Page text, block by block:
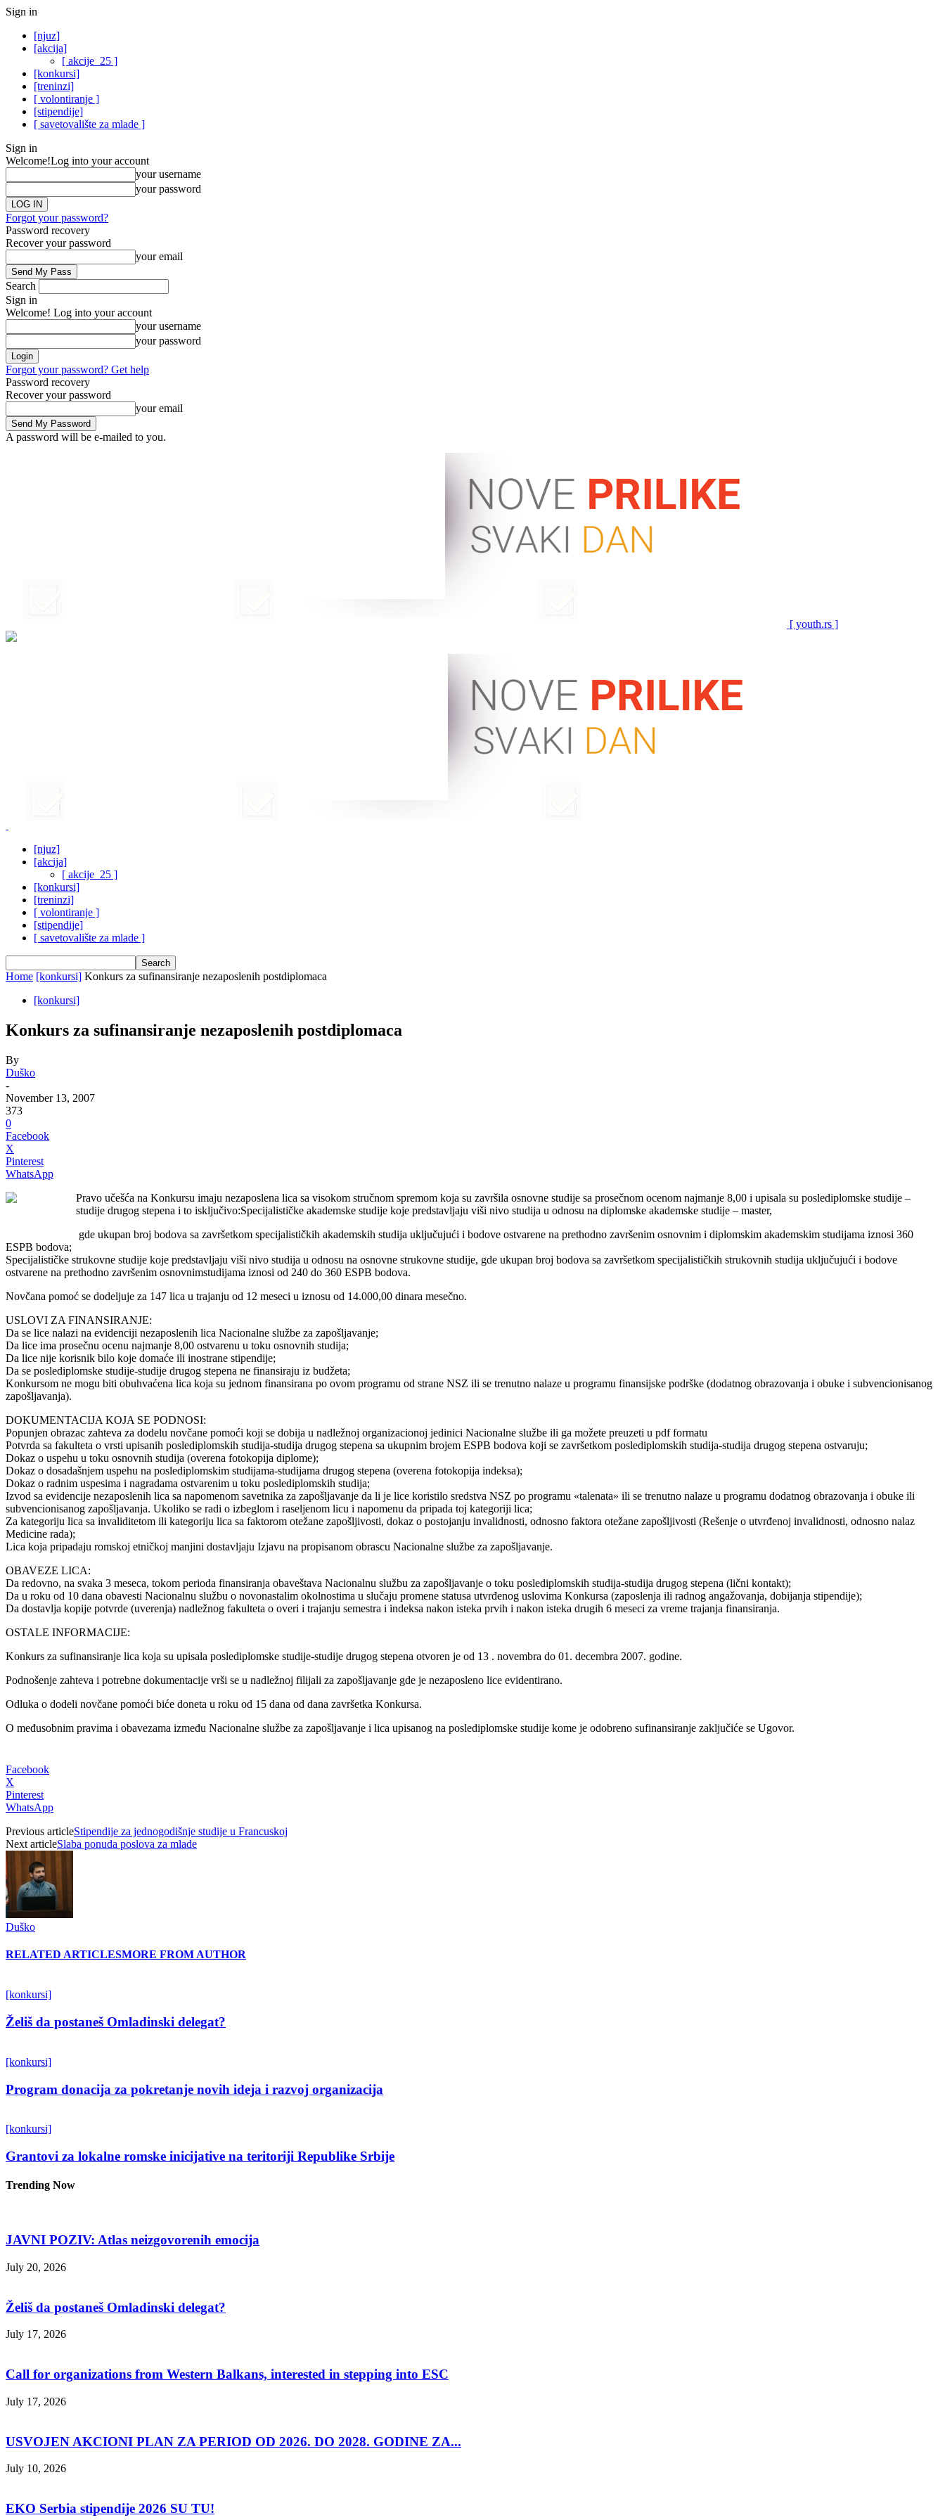
Sign in
[njuz]
[akcija]
[ akcije_25 ]
[konkursi]
[treninzi]
[ volontiranje ]
[stipendije]
[ savetovalište za mlade ]
Sign in
Welcome!Log into your account
your username
your password
Forgot your password?
Password recovery
Recover your password
your email
Search
Sign in
Welcome! Log into your account
your username
your password
Forgot your password? Get help
Password recovery
Recover your password
your email
A password will be e-mailed to you.
[ youth.rs ]
[njuz]
[akcija]
[ akcije_25 ]
[konkursi]
[treninzi]
[ volontiranje ]
[stipendije]
[ savetovalište za mlade ]
Home [konkursi] Konkurs za sufinansiranje nezaposlenih postdiplomaca
[konkursi]
Konkurs za sufinansiranje nezaposlenih postdiplomaca
By
Duško
-
November 13, 2007
373
0
Facebook
X
Pinterest
WhatsApp
Pravo učešća na Konkursu imaju nezaposlena lica sa visokom stručnom spremom koja su završila osnovne studije sa prosečnom ocenom najmanje 8,00 i upisala su poslediplomske studije –
studije drugog stepena i to isključivo:Specijalističke akademske studije koje predstavljaju viši nivo studija u odnosu na diplomske akademske studije – master,
gde ukupan broj bodova sa završetkom specijalističkih akademskih studija uključujući i bodove ostvarene na prethodno završenim osnovnim i diplomskim akademskim studijama iznosi 360
ESPB bodova;
Specijalističke strukovne studije koje predstavljaju viši nivo studija u odnosu na osnovne strukovne studije, gde ukupan broj bodova sa završetkom specijalističkih strukovnih studija uključujući i bodove
ostvarene na prethodno završenim osnovnimstudijama iznosi od 240 do 360 ESPB bodova.
Novčana pomoć se dodeljuje za 147 lica u trajanju od 12 meseci u iznosu od 14.000,00 dinara mesečno.
USLOVI ZA FINANSIRANJE:
Da se lice nalazi na evidenciji nezaposlenih lica Nacionalne službe za zapošljavanje;
Da lice ima prosečnu ocenu najmanje 8,00 ostvarenu u toku osnovnih studija;
Da lice nije korisnik bilo koje domaće ili inostrane stipendije;
Da se poslediplomske studije-studije drugog stepena ne finansiraju iz budžeta;
Konkursom ne mogu biti obuhvaćena lica koja su jednom finansirana po ovom programu od strane NSZ ili se trenutno nalaze u programu finansijske podrške (dodatnog obrazovanja i obuke i subvencionisanog
zapošljavanja).
DOKUMENTACIJA KOJA SE PODNOSI:
Popunjen obrazac zahteva za dodelu novčane pomoći koji se dobija u nadležnoj organizacionoj jedinici Nacionalne službe ili ga možete preuzeti u pdf formatu
Potvrda sa fakulteta o vrsti upisanih poslediplomskih studija-studija drugog stepena sa ukupnim brojem ESPB bodova koji se završetkom poslediplomskih studija-studija drugog stepena ostvaruju;
Dokaz o uspehu u toku osnovnih studija (overena fotokopija diplome);
Dokaz o dosadašnjem uspehu na poslediplomskim studijama-studijama drugog stepena (overena fotokopija indeksa);
Dokaz o radnim uspesima i nagradama ostvarenim u toku poslediplomskih studija;
Izvod sa evidencije nezaposlenih lica sa napomenom savetnika za zapošljavanje da li je lice koristilo sredstva NSZ po programu «talenata» ili se trenutno nalaze u programu dodatnog obrazovanja i obuke ili
subvencionisanog zapošljavanja. Ukoliko se radi o izbeglom i raseljenom licu i napomenu da pripada toj kategoriji lica;
Za kategoriju lica sa invaliditetom ili kategoriju lica sa faktorom otežane zapošljivosti, dokaz o postojanju invalidnosti, odnosno faktora otežane zapošljivosti (Rešenje o utvrđenoj invalidnosti, odnosno nalaz
Medicine rada);
Lica koja pripadaju romskoj etničkoj manjini dostavljaju Izjavu na propisanom obrascu Nacionalne službe za zapošljavanje.
OBAVEZE LICA:
Da redovno, na svaka 3 meseca, tokom perioda finansiranja obaveštava Nacionalnu službu za zapošljavanje o toku poslediplomskih studija-studija drugog stepena (lični kontakt);
Da u roku od 10 dana obavesti Nacionalnu službu o novonastalim okolnostima u slučaju promene statusa utvrđenog uslovima Konkursa (zaposlenja ili radnog angažovanja, dobijanja stipendije);
Da dostavlja kopije potvrde (uverenja) nadležnog fakulteta o overi i trajanju semestra i indeksa nakon isteka prvih i nakon isteka drugih 6 meseci za vreme trajanja finansiranja.
OSTALE INFORMACIJE:
Konkurs za sufinansiranje lica koja su upisala poslediplomske studije-studije drugog stepena otvoren je od 13 . novembra do 01. decembra 2007. godine.
Podnošenje zahteva i potrebne dokumentacije vrši se u nadležnoj filijali za zapošljavanje gde je nezaposleno lice evidentirano.
Odluka o dodeli novčane pomoći biće doneta u roku od 15 dana od dana završetka Konkursa.
O međusobnim pravima i obavezama između Nacionalne službe za zapošljavanje i lica upisanog na poslediplomske studije kome je odobreno sufinansiranje zaključiće se Ugovor.
Facebook
X
Pinterest
WhatsApp
Previous articleStipendije za jednogodišnje studije u Francuskoj
Next articleSlaba ponuda poslova za mlade
Duško
RELATED ARTICLESMORE FROM AUTHOR
[konkursi]
Želiš da postaneš Omladinski delegat?
[konkursi]
Program donacija za pokretanje novih ideja i razvoj organizacija
[konkursi]
Grantovi za lokalne romske inicijative na teritoriji Republike Srbije
Trending Now
JAVNI POZIV: Atlas neizgovorenih emocija
July 20, 2026
Želiš da postaneš Omladinski delegat?
July 17, 2026
Call for organizations from Western Balkans, interested in stepping into ESC
July 17, 2026
USVOJEN AKCIONI PLAN ZA PERIOD OD 2026. DO 2028. GODINE ZA...
July 10, 2026
EKO Serbia stipendije 2026 SU TU!